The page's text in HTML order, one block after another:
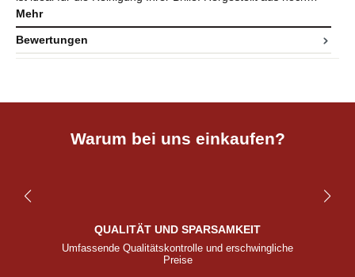
Mehr
Bewertungen
Warum bei uns einkaufen?
QUALITÄT UND SPARSAMKEIT
Umfassende Qualitätskontrolle und erschwingliche
Preise